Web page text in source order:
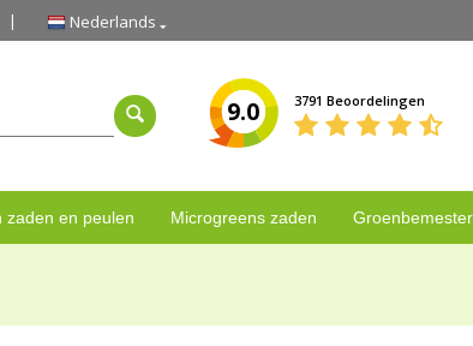
Nederlands
9.0 3791 Beoordelingen
zaden en peulen Microgreens zaden